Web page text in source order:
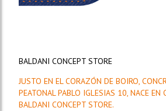
BALDANI CONCEPT STORE
JUSTO EN EL CORAZÓN DE BOIRO,
PEATONAL PABLO IGLESIAS 10, NACE
BALDANI CONCEPT STORE.